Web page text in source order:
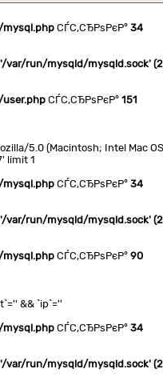
СЃС‚СЂРѕРєР°34
'/var/run/mysqld/mysqld.sock'
СЃС‚СЂРѕРєР°151
5.0 (Macintosh; Intel Mac
limit 1
СЃС‚СЂРѕРєР°34
'/var/run/mysqld/mysqld.sock'
СЃС‚СЂРѕРєР°90
&& `ip`=''
СЃС‚СЂРѕРєР°34
'/var/run/mysqld/mysqld.sock'